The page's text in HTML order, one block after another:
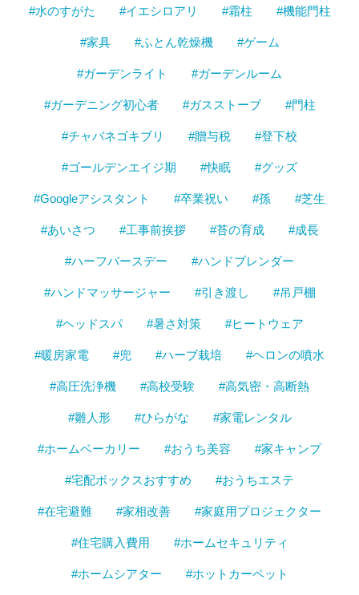
#水のすがた #イエシロアリ #霜柱 #機能門柱
#家具 #ふとん乾燥機 #ゲーム
#ガーデンライト #ガーデンルーム
#ガーデニング初心者 #ガスストーブ #門柱
#チャバネゴキブリ #贈与税 #登下校
#ゴールデンエイジ期 #快眠 #グッズ
#Googleアシスタント #卒業祝い #孫 #芝生
#あいさつ #工事前挨拶 #苔の育成 #成長
#ハーフバースデー #ハンドブレンダー
#ハンドマッサージャー #引き渡し #吊戸棚
#ヘッドスパ #暑さ対策 #ヒートウェア
#暖房家電 #兜 #ハーブ栽培 #ヘロンの噴水
#高圧洗浄機 #高校受験 #高気密・高断熱
#雛人形 #ひらがな #家電レンタル
#ホームベーカリー #おうち美容 #家キャンプ
#宅配ボックスおすすめ #おうちエステ
#在宅避難 #家相改善 #家庭用プロジェクター
#住宅購入費用 #ホームセキュリティ
#ホームシアター #ホットカーペット